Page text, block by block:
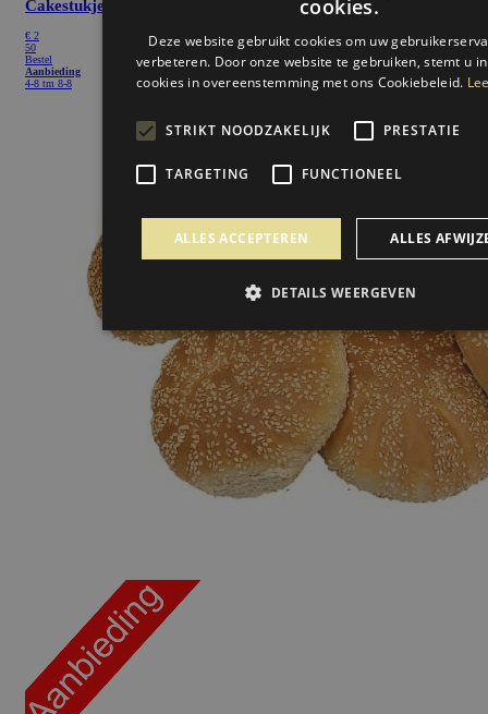
Cakestukje
€ 2
50
Bestel
Aanbieding
4-8 tm 8-8